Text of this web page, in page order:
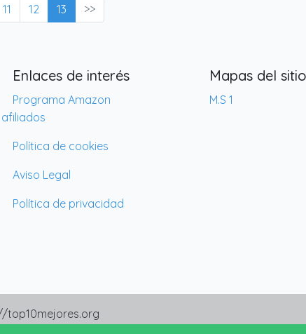
11 12 13 >>
Enlaces de interés
Programa Amazon
afiliados
Política de cookies
Aviso Legal
Política de privacidad
Mapas del sitio
M.S 1
top10mejores.org